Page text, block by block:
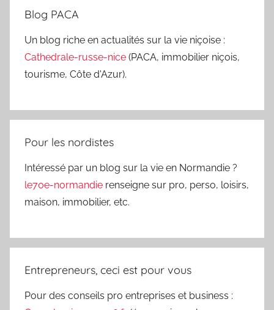
Blog PACA
Un blog riche en actualités sur la vie niçoise :
Cathedrale-russe-nice (PACA, immobilier niçois,
tourisme, Côte d'Azur).
Pour les nordistes
Intéressé par un blog sur la vie en Normandie ?
le70e-normandie renseigne sur pro, perso, loisirs,
maison, immobilier, etc.
Entrepreneurs, ceci est pour vous
Pour des conseils pro entreprises et business :